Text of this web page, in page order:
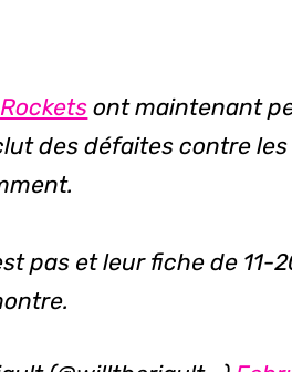
ont maintenant
des défaites contre
pas et leur fiche de 11-